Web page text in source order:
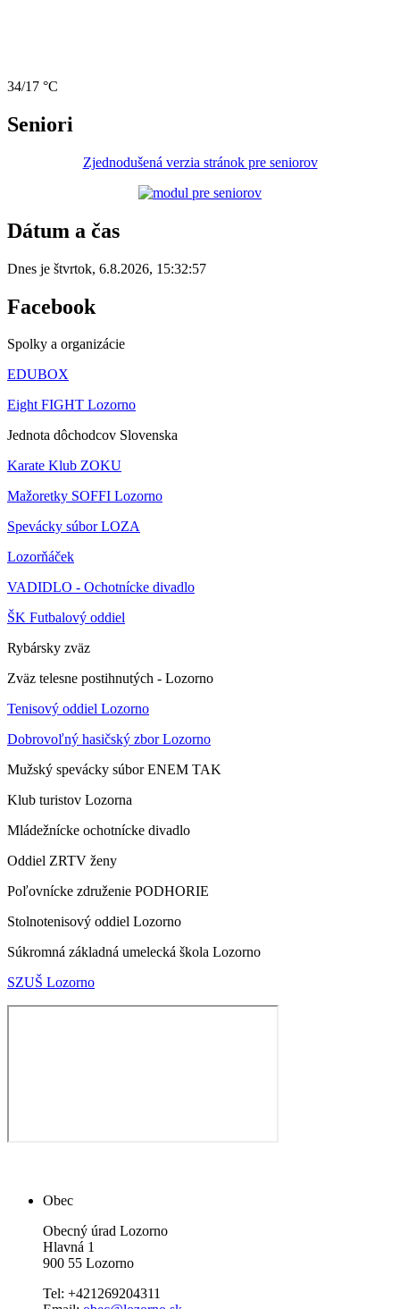
34/17 °C
Seniori
Zjednodušená verzia stránok pre seniorov
Dátum a čas
Dnes je štvrtok, 6.8.2026, 15:32:57
Facebook
Spolky a organizácie
EDUBOX
Eight FIGHT Lozorno
Jednota dôchodcov Slovenska
Karate Klub ZOKU
Mažoretky SOFFI Lozorno
Spevácky súbor LOZA
Lozorňáček
VADIDLO - Ochotnícke divadlo
ŠK Futbalový oddiel
Rybársky zväz
Zväz telesne postihnutých - Lozorno
Tenisový oddiel Lozorno
Dobrovoľný hasičský zbor Lozorno
Mužský spevácky súbor ENEM TAK
Klub turistov Lozorna
Mládežnícke ochotnícke divadlo
Oddiel ZRTV ženy
Poľovnícke združenie PODHORIE
Stolnotenisový oddiel Lozorno
Súkromná základná umelecká škola Lozorno
SZUŠ Lozorno
Obec
Obecný úrad Lozorno
Hlavná 1
900 55 Lozorno
Tel: +421269204311